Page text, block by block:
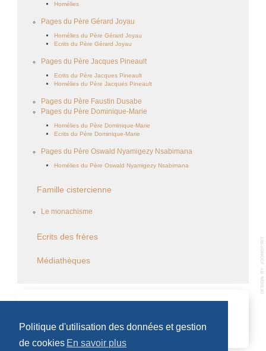
Politique d'utilisation des données et gestion
de cookies En savoir plus
Homélies
Pages du Père Gérard Joyau
Homélies du Père Gérard Joyau
Ecrits du Père Gérard Joyau
Pages du Père Jacques Pineault
Ecrits du Père Jacques Pineault
Homélies du Père Jacques Pineault
Pages du Père Faustin Dusabe
Pages du Père Dominique-Marie
Homélies du Père Dominique-Marie
Ecrits du Père Dominique-Marie
Pages du Père Oswald Nyamigezy Nsabimana
Homélies du Père Oswald Nyamigezy Nsabimana
Famille cistercienne
Le monachisme
Ecrits des frères
Médiathèques
Aucun évènement